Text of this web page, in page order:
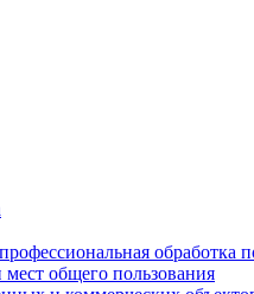
обработка
общего пользования